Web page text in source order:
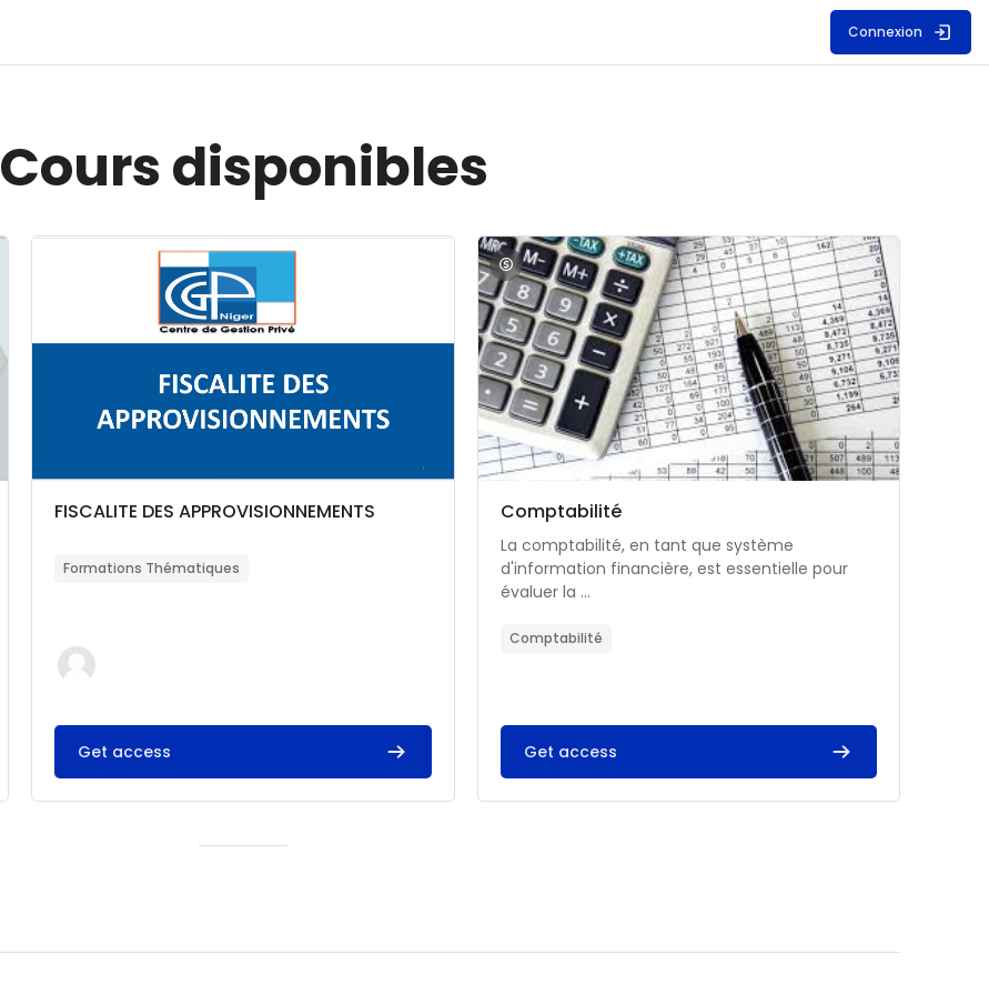
Connexion
Cours disponibles
Image du cours FISCALITE DES APPROVISIONNEMENTS
Catégorie de cours
Nom du cours
FISCALITE DES APPROVISIONNEMENTS
Formations Thématiques
Get access
Image du cours Comptabilité
Catégorie de cours
Nom du cours
Comptabilité
Résumé du cours :
La comptabilité, en tant que système
d'information financière, est essentielle pour
évaluer la ...
Comptabilité
Get access